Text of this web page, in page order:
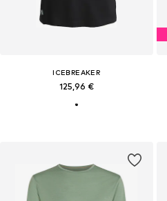
ICEBREAKER
125,96 €